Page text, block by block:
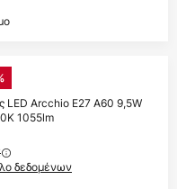
LED Arcchio E27 A60 9,5W
1055lm
δεδομένων